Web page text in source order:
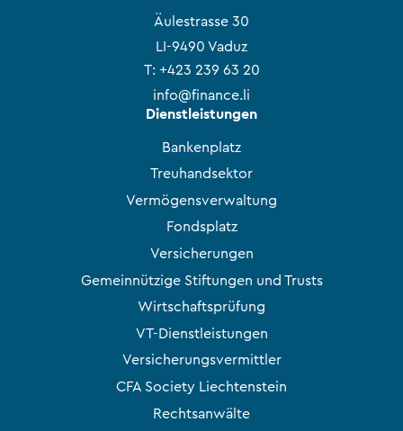
Äulestrasse 30
LI-9490 Vaduz
T: +423 239 63 20
info@finance.li
Dienstleistungen
Bankenplatz
Treuhandsektor
Vermögensverwaltung
Fondsplatz
Versicherungen
Gemeinnützige Stiftungen und Trusts
Wirtschaftsprüfung
VT-Dienstleistungen
Versicherungsvermittler
CFA Society Liechtenstein
Rechtsanwälte